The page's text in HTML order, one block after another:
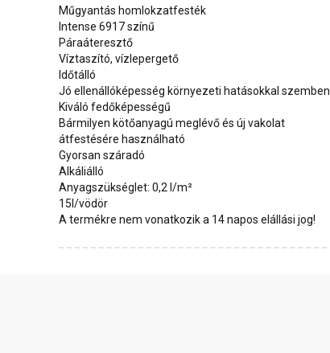
Műgyantás homlokzatfesték
Intense 6917 színű
Páraáteresztő
Víztaszító, vízlepergető
Időtálló
Jó ellenállóképesség környezeti hatásokkal szemben
Kiváló fedőképességű
Bármilyen kötőanyagú meglévő és új vakolat
átfestésére használható
Gyorsan száradó
Alkáliálló
Anyagszükséglet: 0,2 l/m²
15l/vödör
A termékre nem vonatkozik a 14 napos elállási jog!